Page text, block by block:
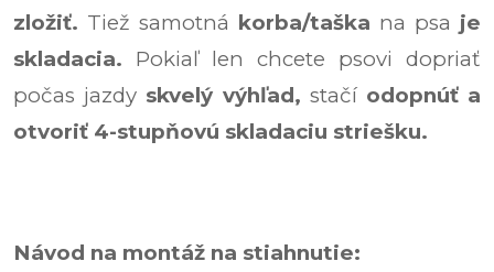
zložiť. Tiež samotná korba/taška na psa je
skladacia. Pokiaľ len chcete psovi dopriať
počas jazdy skvelý výhľad, stačí odopnúť a
otvoriť 4-stupňovú skladaciu striešku.
Návod na montáž na stiahnutie: